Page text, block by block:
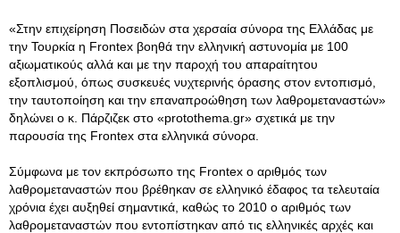
«Στην επιχείρηση Ποσειδών στα χερσαία σύνορα της Ελλάδας με
την Τουρκία η Frontex βοηθά την ελληνική αστυνομία με 100
αξιωματικούς αλλά και με την παροχή του απαραίτητου
εξοπλισμού, όπως συσκευές νυχτερινής όρασης στον εντοπισμό,
την ταυτοποίηση και την επαναπροώθηση των λαθρομεταναστών»
δηλώνει ο κ. Πάρζιζεκ στο «protothema.gr» σχετικά με την
παρουσία της Frontex στα ελληνικά σύνορα.
Σύμφωνα με τον εκπρόσωπο της Frontex ο αριθμός των
λαθρομεταναστών που βρέθηκαν σε ελληνικό έδαφος τα τελευταία
χρόνια έχει αυξηθεί σημαντικά, καθώς το 2010 ο αριθμός των
λαθρομεταναστών που εντοπίστηκαν από τις ελληνικές αρχές και